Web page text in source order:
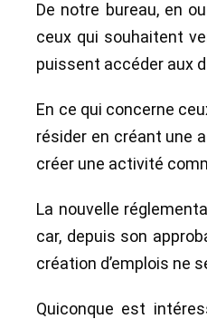
De notre bureau, en
ceux qui souhaitent
puissent accéder aux
En ce qui concerne
résider en créant une
créer une activité
La nouvelle
car, depuis son
création d’emplois ne
Quiconque est